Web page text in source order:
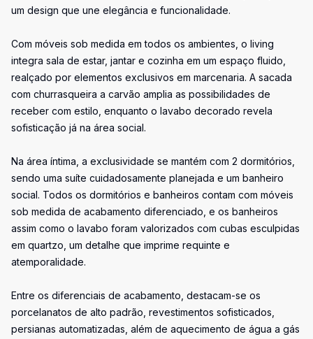
um design que une elegância e funcionalidade.
Com móveis sob medida em todos os ambientes, o living
integra sala de estar, jantar e cozinha em um espaço fluido,
realçado por elementos exclusivos em marcenaria. A sacada
com churrasqueira a carvão amplia as possibilidades de
receber com estilo, enquanto o lavabo decorado revela
sofisticação já na área social.
Na área íntima, a exclusividade se mantém com 2 dormitórios,
sendo uma suíte cuidadosamente planejada e um banheiro
social. Todos os dormitórios e banheiros contam com móveis
sob medida de acabamento diferenciado, e os banheiros
assim como o lavabo foram valorizados com cubas esculpidas
em quartzo, um detalhe que imprime requinte e
atemporalidade.
Entre os diferenciais de acabamento, destacam-se os
porcelanatos de alto padrão, revestimentos sofisticados,
persianas automatizadas, além de aquecimento de água a gás